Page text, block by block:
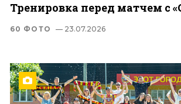
Тренировка перед матчем с
60 ФОТО — 23.07.2026